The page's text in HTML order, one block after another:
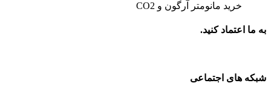
خرید مانومتر آرگون و CO2
به ما اعتماد کنید.
شبکه های اجتماعی